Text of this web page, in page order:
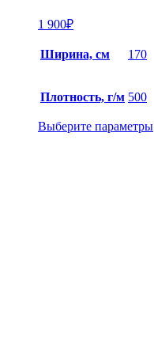
1 900₽
Ширина, см 170
Плотность, г/м 500
Выберите параметры